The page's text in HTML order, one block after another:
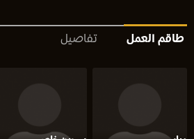
طاقم العمل تفاصيل